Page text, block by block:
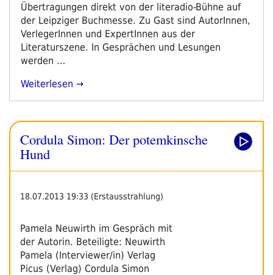
Übertragungen direkt von der literadio-Bühne auf
der Leipziger Buchmesse. Zu Gast sind AutorInnen,
VerlegerInnen und ExpertInnen aus der
Literaturszene. In Gesprächen und Lesungen
werden …
„19
Von
Der
Leipziger
Weiterlesen
Cordula Simon: Der potemkinsche
Hund
18.07.2013 19:33 (Erstausstrahlung)
Pamela Neuwirth im Gespräch mit
der Autorin. Beteiligte: Neuwirth
Pamela (Interviewer/in) Verlag
Picus (Verlag) Cordula Simon